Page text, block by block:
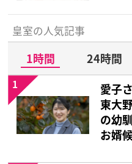
皇室の人気記事
1時間 24時間
愛子
東大
の幼
お婿
1